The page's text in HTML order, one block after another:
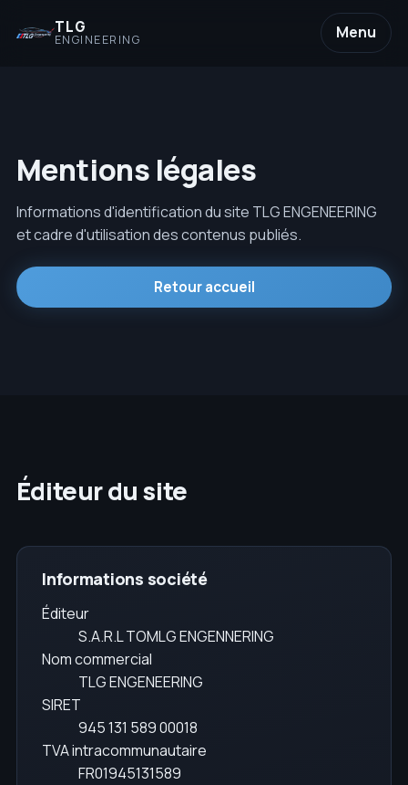
TLG
ENGINEERING Menu
Mentions légales
Informations d'identification du site TLG ENGENEERING
et cadre d'utilisation des contenus publiés.
Retour accueil
Éditeur du site
Informations société
Éditeur
S.A.R.L TOMLG ENGENNERING
Nom commercial
TLG ENGENEERING
SIRET
945 131 589 00018
TVA intracommunautaire
FR01945131589